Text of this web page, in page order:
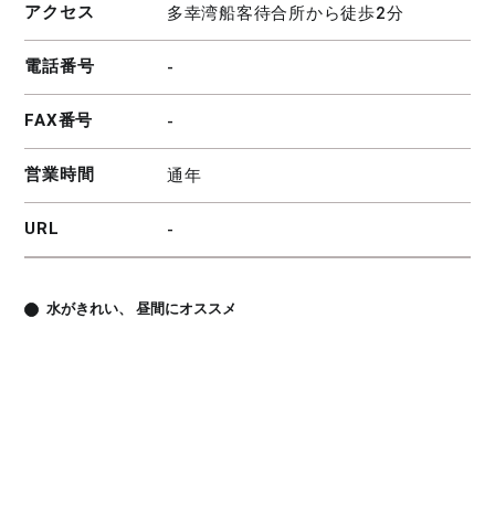
アクセス 多幸湾船客待合所から徒歩2分
電話番号 -
FAX番号 -
営業時間 通年
URL -
水がきれい 昼間にオススメ